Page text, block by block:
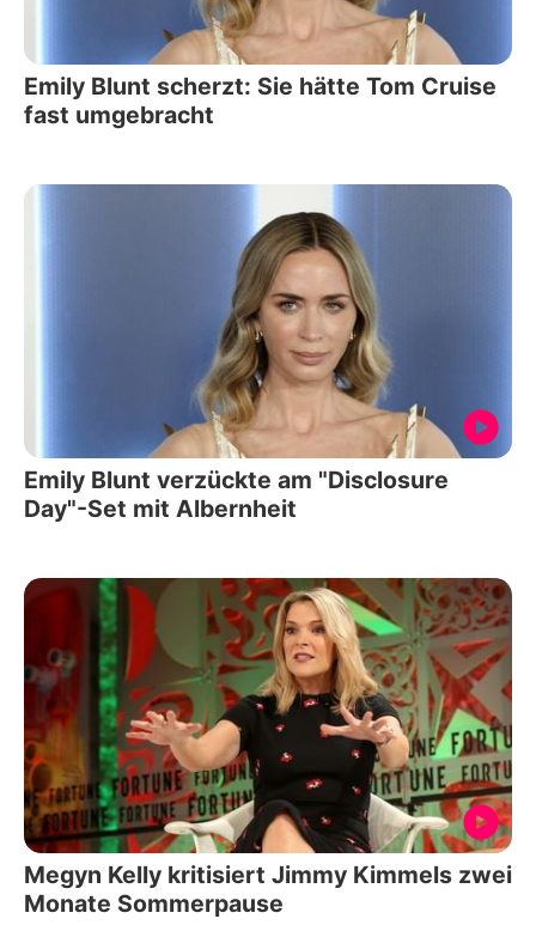
Emily Blunt scherzt: Sie hätte Tom Cruise
fast umgebracht
Emily Blunt verzückte am "Disclosure
Day"-Set mit Albernheit
Megyn Kelly kritisiert Jimmy Kimmels zwei
Monate Sommerpause